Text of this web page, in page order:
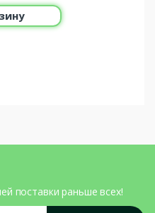
поставки раньше всех!